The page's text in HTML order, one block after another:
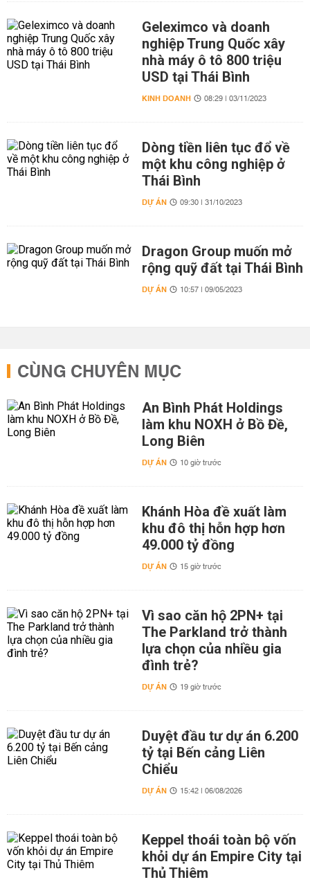
Geleximco và doanh
nghiệp Trung Quốc xây
nhà máy ô tô 800 triệu
USD tại Thái Bình
KINH DOANH 08:29 | 03/11/2023
Dòng tiền liên tục đổ về
một khu công nghiệp ở
Thái Bình
DỰ ÁN 09:30 | 31/10/2023
Dragon Group muốn mở
rộng quỹ đất tại Thái Bình
DỰ ÁN 10:57 | 09/05/2023
CÙNG CHUYÊN MỤC
An Bình Phát Holdings
làm khu NOXH ở Bồ Đề,
Long Biên
DỰ ÁN 10 giờ trước
Khánh Hòa đề xuất làm
khu đô thị hỗn hợp hơn
49.000 tỷ đồng
DỰ ÁN 15 giờ trước
Vì sao căn hộ 2PN+ tại
The Parkland trở thành
lựa chọn của nhiều gia
đình trẻ?
DỰ ÁN 19 giờ trước
Duyệt đầu tư dự án 6.200
tỷ tại Bến cảng Liên
Chiểu
DỰ ÁN 15:42 | 06/08/2026
Keppel thoái toàn bộ vốn
khỏi dự án Empire City tại
Thủ Thiêm